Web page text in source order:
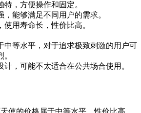
特，方便操作和固定。
，能够满足不同用户的需求。
使用寿命长，性价比高。
中等水平，对于追求极致刺激的用户可
计，可能不太适合在公共场合使用。